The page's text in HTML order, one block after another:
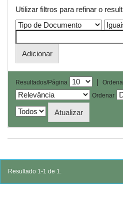
Utilizar filtros para refinar o
Resultados/Página |
Ordenar
Resultado 1-1 de 1.